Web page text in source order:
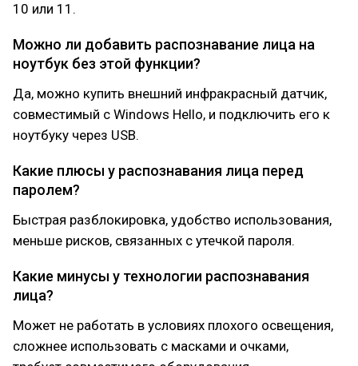
10 или 11.
Можно ли добавить распознавание лица на
ноутбук без этой функции?
Да, можно купить внешний инфракрасный датчик,
совместимый с Windows Hello, и подключить его к
ноутбуку через USB.
Какие плюсы у распознавания лица перед
паролем?
Быстрая разблокировка, удобство использования,
меньше рисков, связанных с утечкой пароля.
Какие минусы у технологии распознавания
лица?
Может не работать в условиях плохого освещения,
сложнее использовать с масками и очками,